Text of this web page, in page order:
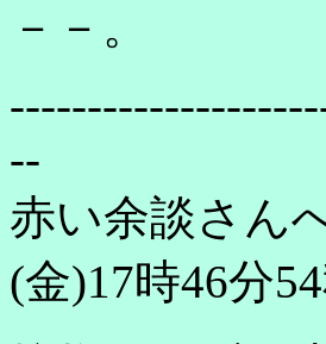
－－。
--
赤い余談さ
(金)17時46分